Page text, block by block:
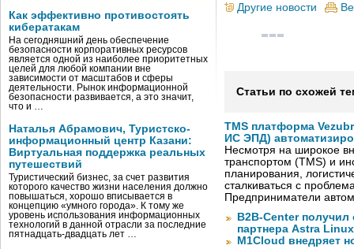
Как эффективно противостоять
кибератакам
На сегодняшний день обеспечение
безопасности корпоративных ресурсов
является одной из наиболее приоритетных
целей для любой компании вне
зависимости от масштабов и сферы
деятельности. Рынок информационной
безопасности развивается, а это значит,
что и …
Наталья Абрамович, Туристско-
информационный центр Казани:
Виртуальная поддержка реальных
путешествий
Туристический бизнес, за счет развития
которого качество жизни населения должно
повышаться, хорошо вписывается в
концепцию «умного города». К тому же
уровень использования информационных
технологий в данной отрасли за последние
пятнадцать-двадцать лет …
Другие новости
Статьи по схожей
TMS платформа
ИС ЭПД)
Несмотря на широкое
транспортом (TMS) и
планирования,
сталкиваться с
Предприниматели
B2B-Center получил
партнера Astra Linux
M1Cloud внедряет